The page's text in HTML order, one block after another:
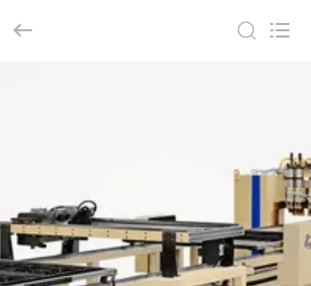
EXCURSÃO
DA
FÁBRICA
TECHNOLOGY